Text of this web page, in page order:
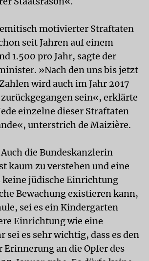
motivierter Straftaten
seit Jahren auf einem
1.500 pro Jahr, sagte der
»Nach den uns bis jetzt
wird auch im Jahr 2017
sein«, erklärte
einzelne dieser Straftaten
unterstrich de Maizière.
die Bundeskanzlerin
kaum zu verstehen und eine
keine jüdische Einrichtung
Bewachung existieren kann,
sei es ein Kindergarten
Einrichtung wie eine
sei es sehr wichtig, dass es den
Erinnerung an die Opfer des